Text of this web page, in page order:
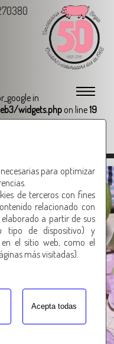
para optimizar
de terceros con fines
relacionado con
a partir de sus
tipo de dispositivo) y
el sitio web, como el
más visitadas).
Acepta todas
in
widgets.php on line19
cocido
tarde pero
comer bien
productos recomendados